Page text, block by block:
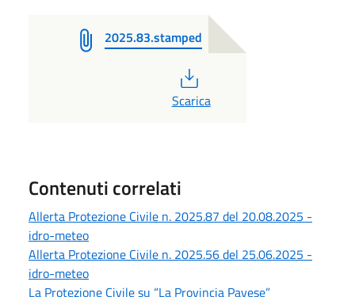
2025.83.stamped
Scarica
Contenuti correlati
Allerta Protezione Civile n. 2025.87 del 20.08.2025 -
idro-meteo
Allerta Protezione Civile n. 2025.56 del 25.06.2025 -
idro-meteo
La Protezione Civile su “La Provincia Pavese”